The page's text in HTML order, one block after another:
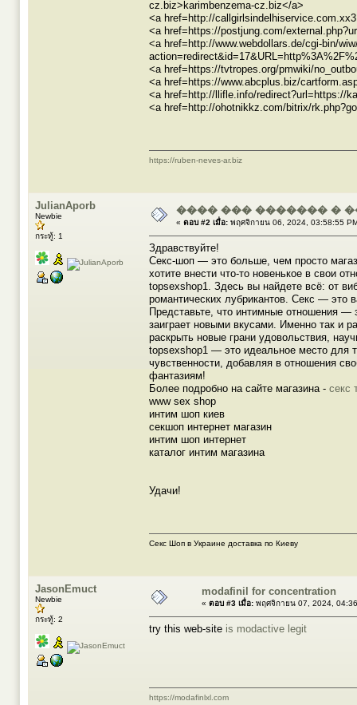
cz.biz>karimbenzema-cz.biz</a>
<a href=http://
<a href=https://postjung.com/
<a href=http://www.webdollars.de/cgi-bin/
<a href=https://tvtropes.org/pmwiki/
<a href=https://www.abcplus.biz/
<a href=http://llifle.info/redirect?url=https://
<a href=http://ohotnikkz.com/bitrix/
https://ruben-neves-ar.biz
JulianAporb
Newbie
กระทู้: 1
���� ��� ������� �
« ตอบ #2 เมื่อ: พฤศจิกายน 06, 2024, 03:58:55
Здравствуйте!
Секс-шоп — это больше, чем просто
хотите внести что-то новенькое в свои
topsexshop1. Здесь вы найдете всё: от
романтических лубрикантов. Секс — это
Представьте, что интимные отношения —
заиграет новыми вкусами. Именно так и
раскрыть новые грани удовольствия,
topsexshop1 — это идеальное место для
чувственности, добавляя в отношения
фантазиям!
Более подробно на сайте магазина - секс
www sex shop
интим шоп киев
секшоп интернет магазин
интим шоп интернет
каталог интим магазина
Удачи!
Секс Шоп в Украине доставка по Киеву
JasonEmuct
Newbie
กระทู้: 2
modafinil for concentration
« ตอบ #3 เมื่อ: พฤศจิกายน 07, 2024,
try this web-site is modactive legit
https://modafinlxl.com